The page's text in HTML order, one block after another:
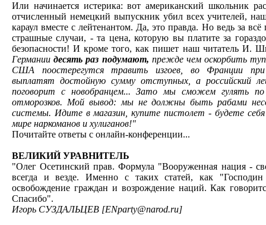
Или начинается истерика: вот американский школьник
отчисленный немецкий выпускник убил всех учителей,
караул вместе с лейтенантом. Да, это правда. Но ведь за
страшные случаи, - та цена, которую вы платите за
безопасности! И кроме того, как пишет наш читатель И.
Германиидесять раз подумают, прежде чем оскорбить
США поостерегутся травить изгоев, во Франции при
выплатят достойную сумму отступных, а российский
поговорит с новобранцем... Зато мы сможем гулять
отморозков. Мой вывод: мы не должны быть рабами
системы. Идите в магазин, купите пистолет - будете себя
мире наркоманов и хулиганов!"
Почитайте ответы с онлайн-конференции...
ВЕЛИКИЙ УРАВНИТЕЛЬ
"Олег Осетинский прав. Формула "Вооруженная нация -
всегда и везде. Именно с таких статей, как
освобождение граждан и возрождение наций. Как
Спасибо".
Игорь СУЗДАЛЬЦЕВ [ENparty@narod.ru]